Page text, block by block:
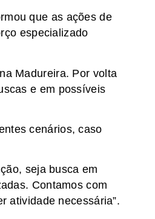
que as ações de
especializado
Madureira. Por volta
e em possíveis
cenários, caso
seja busca em
Contamos com
atividade necessária”.